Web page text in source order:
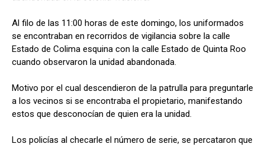
Al filo de las 11:00 horas de este domingo, los uniformados
se encontraban en recorridos de vigilancia sobre la calle
Estado de Colima esquina con la calle Estado de Quinta Roo
cuando observaron la unidad abandonada.
Motivo por el cual descendieron de la patrulla para preguntarle
a los vecinos si se encontraba el propietario, manifestando
estos que desconocían de quien era la unidad.
Los policías al checarle el número de serie, se percataron que